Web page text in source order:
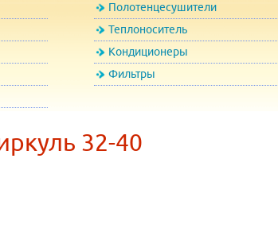
Полотенцесушители
Теплоноситель
Кондиционеры
Фильтры
32-40